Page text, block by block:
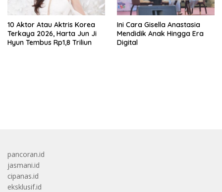
10 Aktor Atau Aktris Korea
Terkaya 2026, Harta Jun Ji
Hyun Tembus Rp1,8 Triliun
Ini Cara Gisella Anastasia
Mendidik Anak Hingga Era
Digital
pancoran.id
jasmani.id
cipanas.id
eksklusif.id